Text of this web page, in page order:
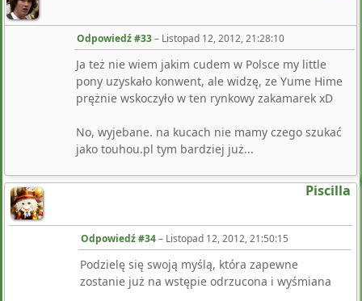
Odpowiedź #33– Listopad 12, 2012, 21:28:10
Ja też nie wiem jakim cudem w Polsce my little
pony uzyskało konwent, ale widzę, ze Yume Hime
prężnie wskoczyło w ten rynkowy zakamarek xD
No, wyjebane. na kucach nie mamy czego szukać
jako touhou.pl tym bardziej już...
Piscilla
Odpowiedź #34– Listopad 12, 2012, 21:50:15
Podzielę się swoją myślą, która zapewne
zostanie już na wstępie odrzucona i wyśmiana